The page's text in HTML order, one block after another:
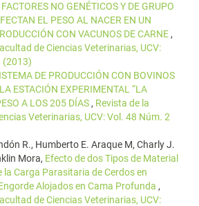
FACTORES NO GENÉTICOS Y DE GRUPO
EL PESO AL NACER EN UN
CON VACUNOS DE CARNE ,
de Ciencias Veterinarias, UCV:
(2013)
DE PRODUCCIÓN CON BOVINOS
ESTACIÓN EXPERIMENTAL “LA
A LOS 205 DÍAS , Revista de la
Veterinarias, UCV: Vol. 48 Núm. 2
R., Humberto E. Araque M, Charly J.
Mora, Efecto de dos Tipos de Material
la Carga Parasitaria de Cerdos en
Alojados en Cama Profunda ,
de Ciencias Veterinarias, UCV: